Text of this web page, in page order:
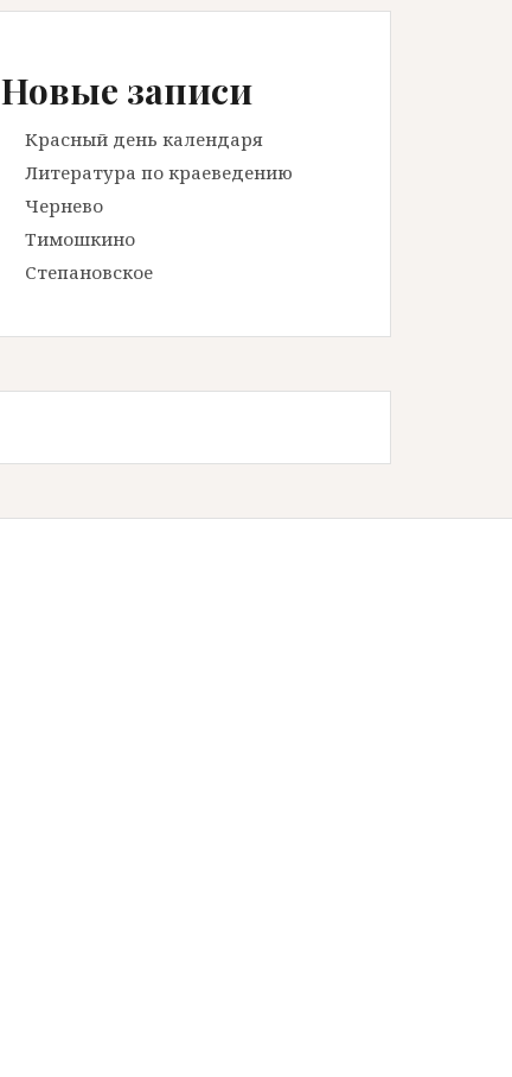
Новые записи
Красный день календаря
Литература по краеведению
Чернево
Тимошкино
Степановское